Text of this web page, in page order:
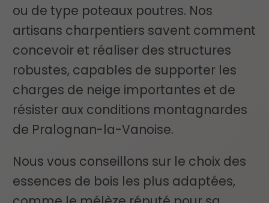
ou de type poteaux poutres. Nos
artisans charpentiers savent comment
concevoir et réaliser des structures
robustes, capables de supporter les
charges de neige importantes et de
résister aux conditions montagnardes
de Pralognan-la-Vanoise.
Nous vous conseillons sur le choix des
essences de bois les plus adaptées,